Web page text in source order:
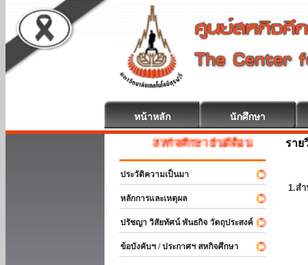
หน้าหลัก นักศึกษา
สหกิจศึกษา ยินดีต้อนรับ
ประวัติความเป็นมา
หลักการและเหตุผล
ปรัชญา วิสัยทัศน์ พันธกิจ วัตถุประสงค์
ข้อบังคับฯ / ประกาศฯ สหกิจศึกษา
ราย
1.ส